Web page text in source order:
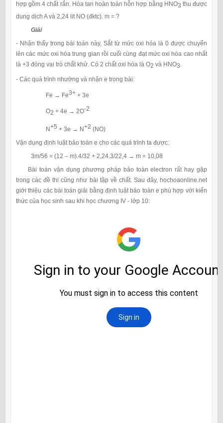
hợp gồm 4 chất rắn. Hòa tan hoàn toàn hỗn hợp bằng HNO3 thu được
dung dịch A và 2,24 lit NO (đktc). m = ?
Giải
- Nhận thấy trong bài toán này, Sắt từ mức oxi hóa là 0 được chuyển
lên các mức oxi hóa trung gian rồi cuối cùng đạt mức oxi hóa cao nhất
là +3 đóng vai trò chất khử. Có 2 chất oxi hóa là O2 và HNO3.
- Các quá trình nhường và nhận e trong bài:
Fe → Fe3+ + 3e
O2 + 4e → 2O-2
N+5 + 3e → N+2 (NO)
Vận dụng định luật bảo toàn e cho các quá trình ta được:
3m/56 = (12 – m).4/32 + 2,24.3/22,4 → m = 10,08
Bài toán vận dụng phương pháp bảo toàn electron rất hay gặp
trong các đề thi cũng như bài tập về chất. Sau đây, hochoaonline.net
giới thiệu các bài toán giải bằng định luật bảo toàn e phù hợp với kiến
thức của học sinh sau khi học chương IV - lớp 10: